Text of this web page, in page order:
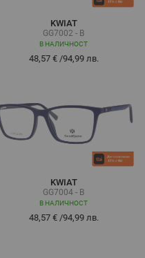
KWIAT
GG7002 - B
В НАЛИЧНОСТ
48,57 €/94,99 лв.
KWIAT
GG7004 - B
В НАЛИЧНОСТ
48,57 €/94,99 лв.